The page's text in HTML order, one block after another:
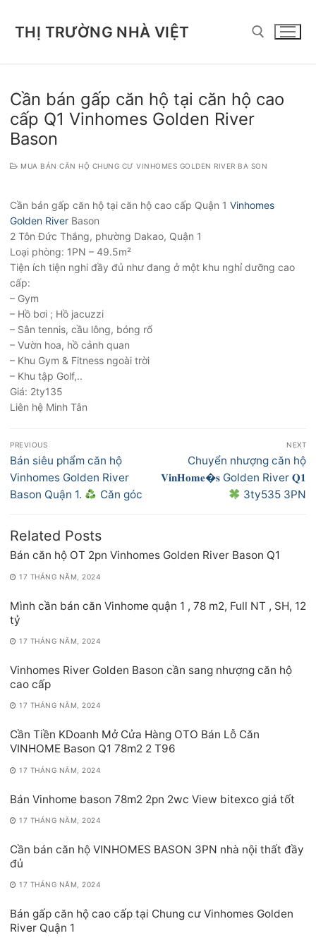
THỊ TRƯỜNG NHÀ VIỆT
Cần bán gấp căn hộ tại căn hộ cao
cấp Q1 Vinhomes Golden River
Bason
MUA BÁN CĂN HỘ CHUNG CƯ VINHOMES GOLDEN RIVER BA SON
Cần bán gấp căn hộ tại căn hộ cao cấp Quận 1 Vinhomes
Golden River Bason
2 Tôn Đức Thắng, phường Dakao, Quận 1
Loại phòng: 1PN – 49.5m²
Tiện ích tiện nghi đầy đủ như đang ở một khu nghỉ dưỡng cao
cấp:
– Gym
– Hồ bơi ; Hồ jacuzzi
– Sân tennis, cầu lông, bóng rổ
– Vườn hoa, hồ cảnh quan
– Khu Gym & Fitness ngoài trời
– Khu tập Golf,..
Giá: 2ty135
Liên hệ Minh Tân
Điều
hướng
bài
viết
PREVIOUS
Previous
post:
Bán siêu phẩm căn hộ
Vinhomes Golden River
Bason Quận 1.
Căn góc
NEXT
Next
post:
Chuyển nhượng căn hộ
𝐕𝐢𝐧𝐇𝐨𝐦𝐞𝐬 Golden River 𝐐𝟏
3ty535 3PN
Related Posts
Bán căn hộ OT 2pn Vinhomes Golden River Bason Q1
17 THÁNG NĂM, 2024
Mình cần bán căn Vinhome quận 1 , 78 m2, Full NT , SH, 12
tỷ
17 THÁNG NĂM, 2024
Vinhomes River Golden Bason cần sang nhượng căn hộ
cao cấp
17 THÁNG NĂM, 2024
Cần Tiền KDoanh Mở Cửa Hàng OTO Bán Lỗ Căn
VINHOME Bason Q1 78m2 2 T96
17 THÁNG NĂM, 2024
Bán Vinhome bason 78m2 2pn 2wc View bitexco giá tốt
17 THÁNG NĂM, 2024
Cần bán căn hộ VINHOMES BASON 3PN nhà nội thất đầy
đủ
17 THÁNG NĂM, 2024
Bán gấp căn hộ cao cấp tại Chung cư Vinhomes Golden
River Quận 1